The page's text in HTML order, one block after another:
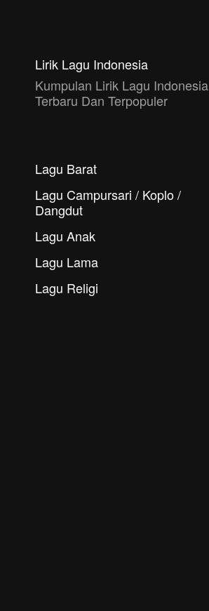
Lirik Lagu Indonesia
Kumpulan Lirik Lagu Indonesia
Terbaru Dan Terpopuler
Lagu Barat
Lagu Campursari / Koplo /
Dangdut
Lagu Anak
Lagu Lama
Lagu Religi